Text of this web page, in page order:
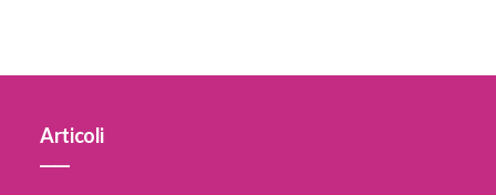
Articoli